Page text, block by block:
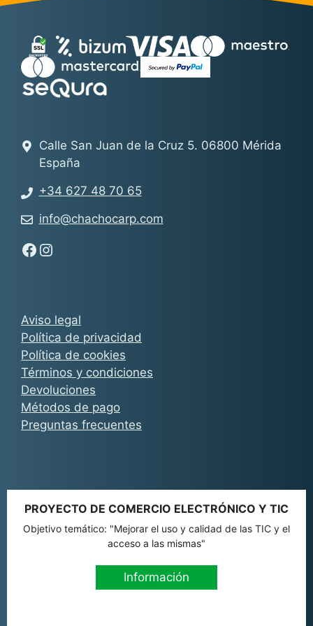
Aviso legal
Política de privacidad
Política de cookies
Términos y condiciones
Devoluciones
Métodos de pago
Preguntas frecuentes
Calle San Juan de la Cruz 5. 06800 Mérida
España
+34 627 48 70 65
info@chachocarp.com
Síguenos en Facebook - Chachocarp
Síguenos en Instagram - Chachocarp
PROYECTO DE COMERCIO ELECTRÓNICO Y TIC
Objetivo temático: "Mejorar el uso y calidad de las TIC y el
acceso a las mismas"
Información